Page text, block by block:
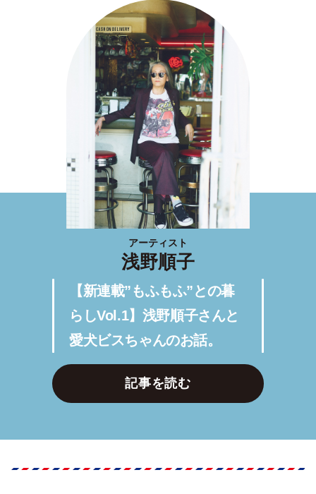
アーティスト
浅野順子
【新連載”もふもふ”との暮
らしVol.1】浅野順子さんと
愛犬ビスちゃんのお話。
記事を読む